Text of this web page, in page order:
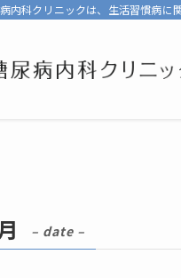
内科クリニックは、生活習慣病
– date –